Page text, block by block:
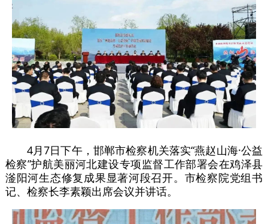
4月7日下午，邯郸市检察机关落实“燕赵山海·公益
检察”护航美丽河北建设专项监督工作部署会在鸡泽县
滏阳河生态修复成果显著河段召开。市检察院党组书
记、检察长李素颖出席会议并讲话。